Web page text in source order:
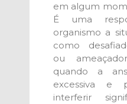
em algum
É uma
organismo a
como
ou
quando a
excessiva e
interferir